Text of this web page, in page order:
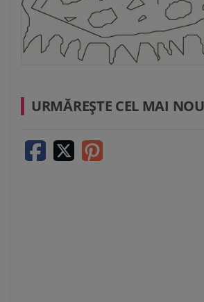
URMĂREŞTE CEL MAI